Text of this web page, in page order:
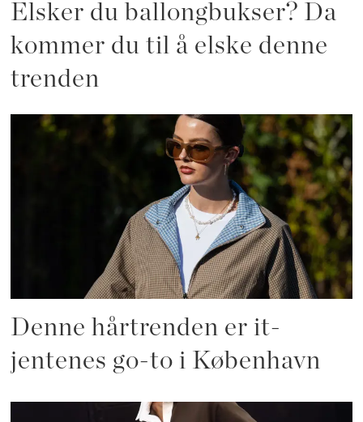
Elsker du ballongbukser? Da
kommer du til å elske denne
trenden
Denne hårtrenden er it-
jentenes go-to i København